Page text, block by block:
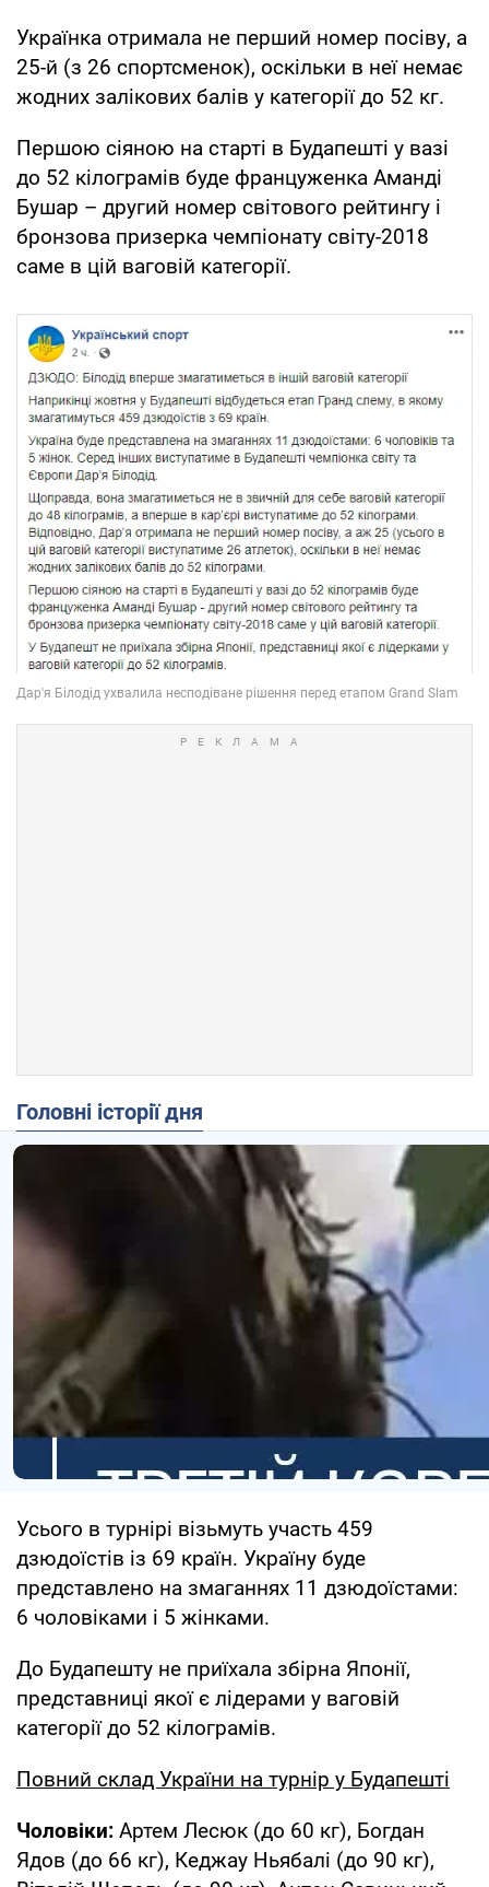
Українка отримала не перший номер посіву, а
25-й (з 26 спортсменок), оскільки в неї немає
жодних залікових балів у категорії до 52 кг.
Першою сіяною на старті в Будапешті у вазі
до 52 кілограмів буде француженка Аманді
Бушар – другий номер світового рейтингу і
бронзова призерка чемпіонату світу-2018
саме в цій ваговій категорії.
Головні історії дня
Усього в турнірі візьмуть участь 459
дзюдоїстів із 69 країн. Україну буде
представлено на змаганнях 11 дзюдоїстами:
6 чоловіками і 5 жінками.
До Будапешту не приїхала збірна Японії,
представниці якої є лідерами у ваговій
категорії до 52 кілограмів.
Повний склад України на турнір у Будапешті
Чоловіки: Артем Лесюк (до 60 кг), Богдан
Ядов (до 66 кг), Кеджау Ньябалі (до 90 кг),